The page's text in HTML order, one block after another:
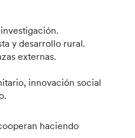
y desarrollo rural.
externas.
innovación social
haciendo